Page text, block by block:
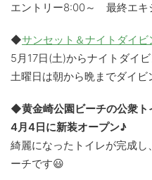
エントリー8:00～ 最終エキ
◆サンセット＆ナイトダイビ
5月17日(土)からナイトダイビ
土曜日は朝から晩までダイビ
◆黄金崎公園ビーチの公衆ト
4月4日に新装オープン♪
綺麗になったトイレが完成
ーチです😃